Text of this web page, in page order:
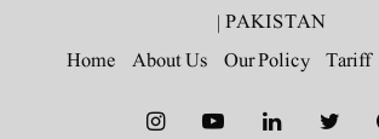
PAKISTAN
|
Tariff
Our Policy
About Us
Home
Facebook
Twitter
LinkedIn
YouTube
Instagram